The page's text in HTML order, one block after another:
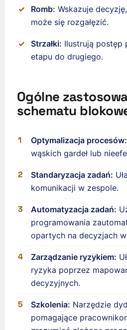
Romb: Wskazuje
może się rozgałęzić.
Strzałki: Ilustrują postęp
etapu do drugiego.
Ogólne
schematu
Optymalizacja procesów:
wąskich gardeł lub
Standaryzacja zadań:
komunikacji w zespole.
Automatyzacja zadań:
programowania
opartych na decyzjach
Zarządzanie ryzykiem:
ryzyka poprzez
decyzyjnych.
Szkolenia: Narzędzie
pomagające
香
Te